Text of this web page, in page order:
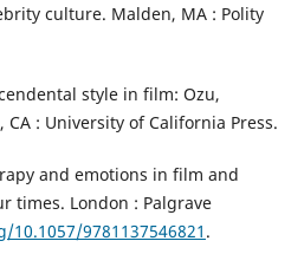
culture. Malden, MA : Polity
style in film: Ozu,
CA : University of California Press.
and emotions in film and
times. London : Palgrave
9781137546821 .